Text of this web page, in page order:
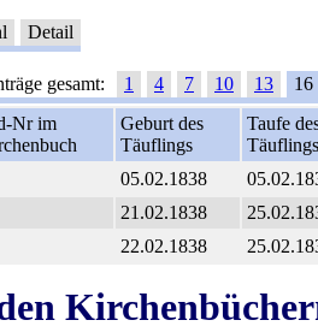
Detail
gesamt: 1 4 7 10 13
16
Nr im
Geburt des
Täuflings
Taufe
Täuflings
05.02.1838
21.02.1838
22.02.1838